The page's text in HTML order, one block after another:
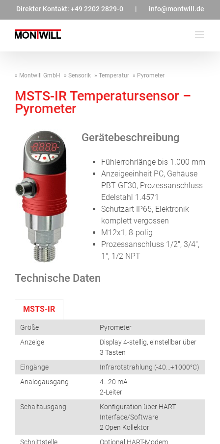
springen
Direkter Kontakt: +49 2202 2829-0 | info@montwill.de
Montwill GmbH Sensorik Temperatur Pyrometer
MSTS-IR Temperatursensor –
Pyrometer
Gerätebeschreibung
Fühlerrohrlänge bis 1.000 mm
Anzeigeeinheit PC, Gehäuse
PBT GF30, Prozessanschluss
Edelstahl 1.4571
Schutzart IP65, Elektronik
komplett vergossen
M12x1, 8-polig
Prozessanschluss 1/2″, 3/4″,
1″, 1/2 NPT
Technische Daten
MSTS-IR
Größe
Pyrometer
Anzeige
Display 4-stellig, einstellbar über
3 Tasten
Eingänge
Infrarotstrahlung (-40…+1000°C)
Analogausgang
4…20 mA
2-Leiter
Schaltausgang
Konfiguration über HART-
Interface/Software
2 Open Kollektor
Schnittstelle
Optional HART-Modem